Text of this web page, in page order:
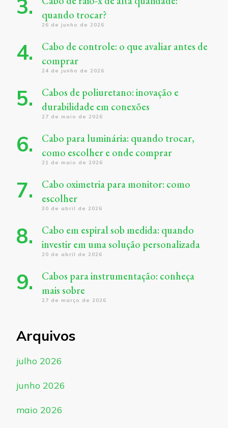
quando trocar?
26 de junho de 2026
Cabo de controle: o que avaliar antes de
comprar
24 de junho de 2026
Cabos de poliuretano: inovação e
durabilidade em conexões
27 de maio de 2026
Cabo para luminária: quando trocar,
como escolher e onde comprar
21 de maio de 2026
Cabo oximetria para monitor: como
escolher
30 de abril de 2026
Cabo em espiral sob medida: quando
investir em uma solução personalizada
20 de abril de 2026
Cabos para instrumentação: conheça
mais sobre
27 de março de 2026
Arquivos
julho 2026
junho 2026
maio 2026